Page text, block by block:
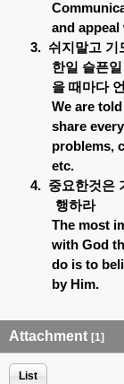
and
3. 쉬지말고 기
한일 슬픈일
을 때마다
We are
share
problems,
etc.
4. 중요한것은
행하라
The most
with God
do is to
by Him.
Attachment [1]
List